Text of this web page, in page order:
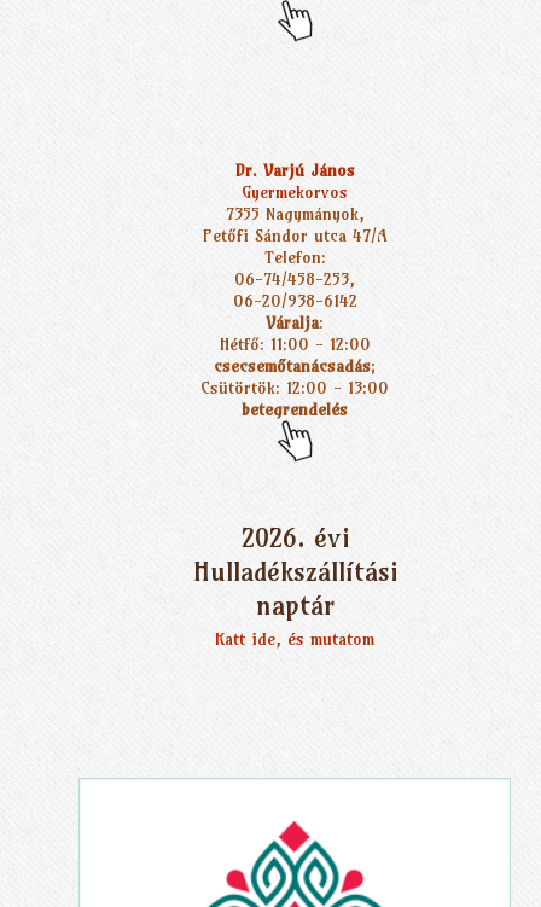
Dr. Varjú János
Gyermekorvos
7355 Nagymányok,
Petőfi Sándor utca 47/A
Telefon:
06-74/458-253,
06-20/938-6142
Váralja:
Hétfő: 11:00 - 12:00
csecsemőtanácsadás;
Csütörtök: 12:00 - 13:00
betegrendelés
2026. évi
Hulladékszállítási
naptár
Katt ide, és mutatom